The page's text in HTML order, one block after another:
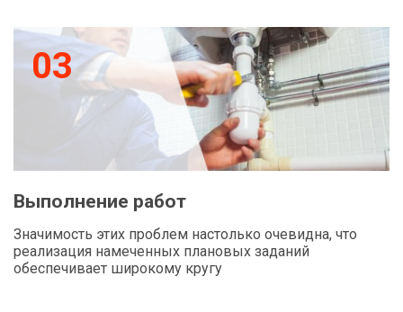
03
Выполнение работ
Значимость этих проблем настолько очевидна, что
реализация намеченных плановых заданий
обеспечивает широкому кругу